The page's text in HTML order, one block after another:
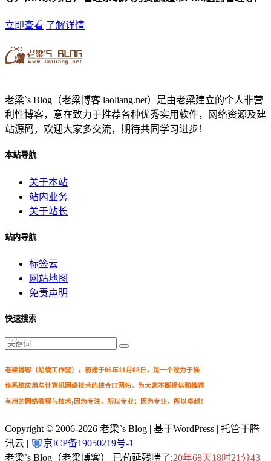
立即查看 了解详情
老梁`s Blog（老梁博客 laoliang.net）是由老梁建立的个人非营
利性博客，意在致力于推荐各种优秀实用软件，网络资源及建
站源码，欢迎大家多交流，期待共同学习进步！
本站导航
关于本站
站内业务
关于站长
站内导航
标签云
网站地图
免责声明
快速搜索
老梁博客（蛤蟆工作室），初建于06年11月08日，是一个致力于操
作系统应用与计算机网络技术的综合IT网站，为大家不断提供和推荐
有用的网络教程与技术;因为专注，所以专业；因为专业，所以卓越！
Copyright © 2006-2026 老梁`s Blog | 基于WordPress | 托管于腾
讯云 |
京ICP备19050219号-1
老梁`s Blog（老梁博客） 已苟延残喘了:20年68天18时21分43